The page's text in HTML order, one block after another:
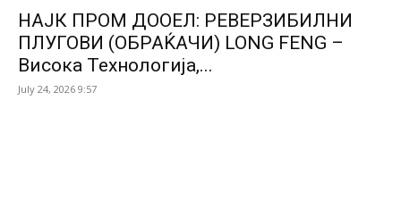
НАЈК ПРОМ ДООЕЛ: РЕВЕРЗИБИЛНИ
ПЛУГОВИ (ОБРАЌАЧИ) LONG FENG –
Висока Технологија,...
July 24, 2026 9:57